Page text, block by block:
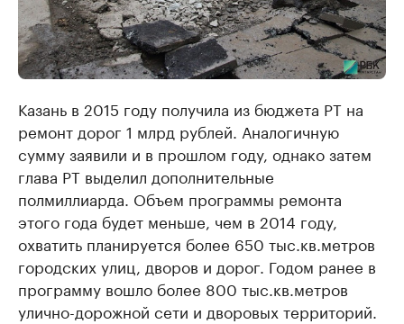
Казань в 2015 году получила из бюджета РТ на
ремонт дорог 1 млрд рублей. Аналогичную
сумму заявили и в прошлом году, однако затем
глава РТ выделил дополнительные
полмиллиарда. Объем программы ремонта
этого года будет меньше, чем в 2014 году,
охватить планируется более 650 тыс.кв.метров
городских улиц, дворов и дорог. Годом ранее в
программу вошло более 800 тыс.кв.метров
улично-дорожной сети и дворовых территорий.